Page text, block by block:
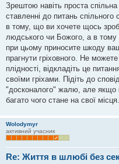
Зрештою навіть проста
ставленні до питань спільного
в тому, що ви хочете щось
людського чи Божого, а в тому
при цьому приносите шкоду
прагнути гріховного. Не можете
плідності, відкладіть це
своїми гріхами. Підіть до
"досконалого" жалю, але якщо
багато чого стане на свої місця.
Wolodymyr
активний учасник
Re: Життя в шлюбі без